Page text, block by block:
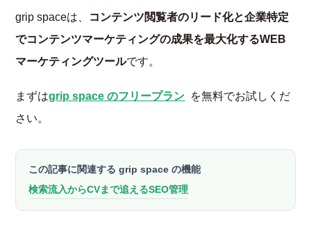
grip spaceは、 コンテンツ閲覧者のリード化と企業特定
でコンテンツマーケティングの成果を最大化するWEB
マーケティングツールです。
まずはgrip space のフリープラン を無料でお試しくだ
さい。
この記事に関連する grip space の機能
検索流入からCVまで追えるSEO管理